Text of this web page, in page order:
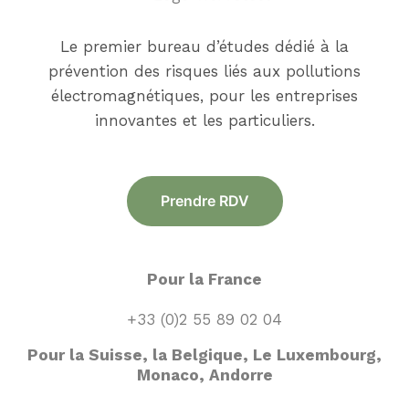
Le premier bureau d’études dédié à la
prévention des risques liés aux pollutions
électromagnétiques, pour les entreprises
innovantes et les particuliers.
Prendre RDV
Pour la France
+33 (0)2 55 89 02 04
Pour la Suisse, la Belgique, Le Luxembourg,
Monaco, Andorre